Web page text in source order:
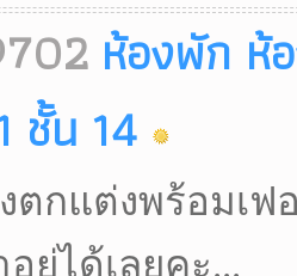
ห้องพัก ห้
ชั้น 14
ตกแต่งพร้อมเฟ
อยู่ได้เลยคะ...